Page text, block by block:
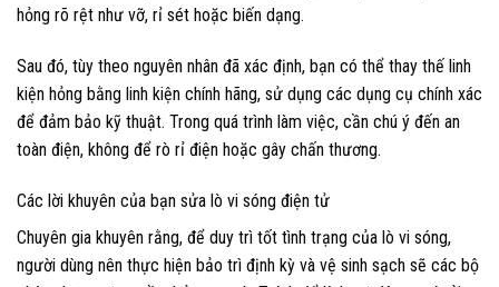
hỏng rõ rệt như vỡ, rỉ sét hoặc biến dạng.
Sau đó, tùy theo nguyên nhân đã xác định, bạn có thể thay thế linh
kiện hỏng bằng linh kiện chính hãng, sử dụng các dụng cụ chính xác
để đảm bảo kỹ thuật. Trong quá trình làm việc, cần chú ý đến an
toàn điện, không để rò rỉ điện hoặc gây chấn thương.
Các lời khuyên của bạn sửa lò vi sóng điện tử
Chuyên gia khuyên rằng, để duy trì tốt tình trạng của lò vi sóng,
người dùng nên thực hiện bảo trì định kỳ và vệ sinh sạch sẽ các bộ